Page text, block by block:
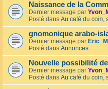
Naissance de la
Dernier message par
Posté dans Au café du coin,
gnomonique arabo-
Dernier message par Eric_M
Posté dans Annonces
Nouvelle possibilité
Dernier message par
Posté dans Au café du coin,